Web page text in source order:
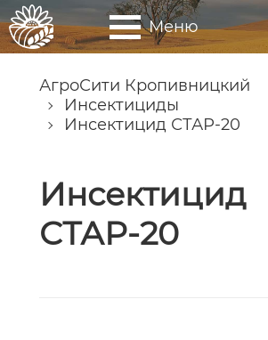
Меню
АгроСити Кропивницкий
Инсектициды
Инсектицид СТАР-20
Инсектицид
СТАР-20